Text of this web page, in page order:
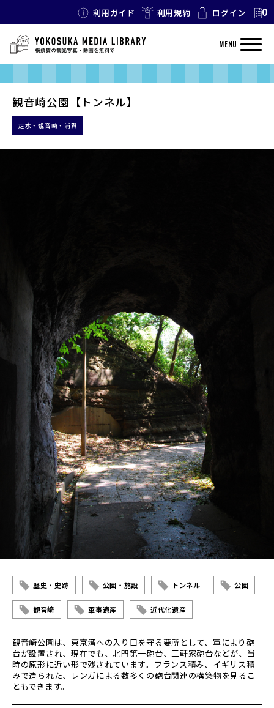
利用ガイド 利用規約 ログイン 0
MENU
観音崎公園【トンネル】
走水・観音崎・浦賀
歴史・史跡 公園・施設 トンネル 公園
観音崎 軍事遺産 近代化遺産
観音崎公園は、東京湾への入り口を守る要所として、軍により砲
台が設置され、現在でも、北門第一砲台、三軒家砲台などが、当
時の原形に近い形で残されています。フランス積み、イギリス積
みで造られた、レンガによる数多くの砲台関連の構築物を見るこ
ともできます。